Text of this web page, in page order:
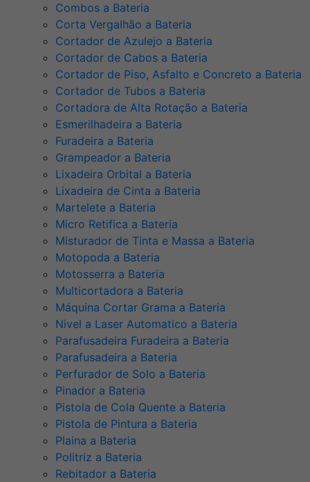
Combos a Bateria
Corta Vergalhão a Bateria
Cortador de Azulejo a Bateria
Cortador de Cabos a Bateria
Cortador de Piso, Asfalto e Concreto a Bateria
Cortador de Tubos a Bateria
Cortadora de Alta Rotação a Bateria
Esmerilhadeira a Bateria
Furadeira a Bateria
Grampeador a Bateria
Lixadeira Orbital a Bateria
Lixadeira de Cinta a Bateria
Martelete a Bateria
Micro Retifica a Bateria
Misturador de Tinta e Massa a Bateria
Motopoda a Bateria
Motosserra a Bateria
Multicortadora a Bateria
Máquina Cortar Grama a Bateria
Nivel a Laser Automatico a Bateria
Parafusadeira Furadeira a Bateria
Parafusadeira a Bateria
Perfurador de Solo a Bateria
Pinador a Bateria
Pistola de Cola Quente a Bateria
Pistola de Pintura a Bateria
Plaina a Bateria
Politriz a Bateria
Rebitador a Bateria